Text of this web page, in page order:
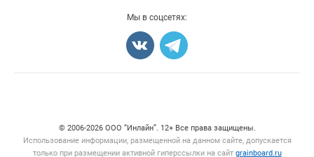
Мы в соцсетях:
© 2006‑2026 ООО “Инлайн”. 12+ Все права защищены.
Использование информации, размещенной на данном сайте, допускается
только при размещении активной гиперссылки на сайт grainboard.ru